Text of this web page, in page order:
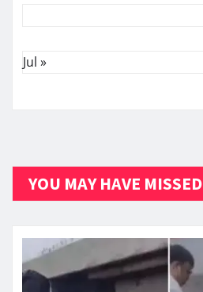
Jul »
YOU MAY HAVE MISSED